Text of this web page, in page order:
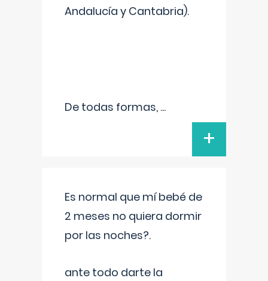
Andalucía y Cantabria).
De todas formas, ...
+
Es normal que mí bebé de
2 meses no quiera dormir
por las noches?.
ante todo darte la